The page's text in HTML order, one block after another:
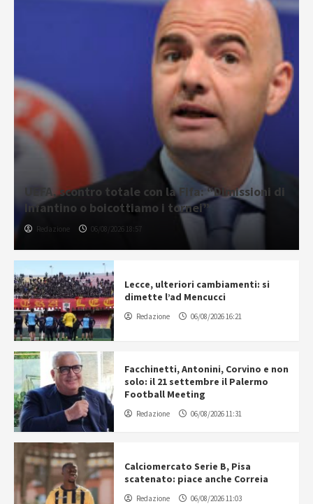
UEFA, scontro totale con la Fifa: “Dimissioni di
Infantino o boicottiamo i tornei”
Redazione 06/08/2026 18:57
Lecce, ulteriori cambiamenti: si
dimette l’ad Mencucci
Redazione 06/08/2026 16:21
Facchinetti, Antonini, Corvino e non
solo: il 21 settembre il Palermo
Football Meeting
Redazione 06/08/2026 11:31
Calciomercato Serie B, Pisa
scatenato: piace anche Correia
Redazione 06/08/2026 11:03